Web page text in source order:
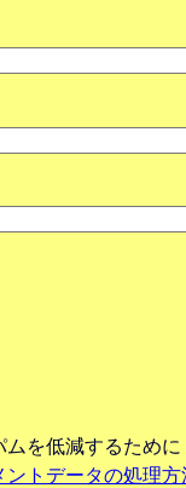
ムを低減するため
ントデータの処理方